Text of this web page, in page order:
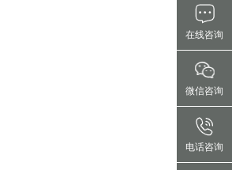
在线咨询
微信咨询
电话咨询